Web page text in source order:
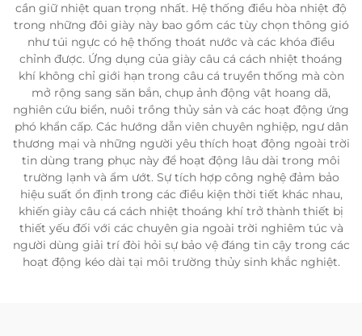
cần giữ nhiệt quan trọng nhất. Hệ thống điều hòa nhiệt độ
trong những đôi giày này bao gồm các tùy chọn thông gió
như túi ngực có hệ thống thoát nước và các khóa điều
chỉnh được. Ứng dụng của giày câu cá cách nhiệt thoáng
khí không chỉ giới hạn trong câu cá truyền thống mà còn
mở rộng sang săn bắn, chụp ảnh động vật hoang dã,
nghiên cứu biển, nuôi trồng thủy sản và các hoạt động ứng
phó khẩn cấp. Các hướng dẫn viên chuyên nghiệp, ngư dân
thương mại và những người yêu thích hoạt động ngoài trời
tin dùng trang phục này để hoạt động lâu dài trong môi
trường lạnh và ẩm ướt. Sự tích hợp công nghệ đảm bảo
hiệu suất ổn định trong các điều kiện thời tiết khác nhau,
khiến giày câu cá cách nhiệt thoáng khí trở thành thiết bị
thiết yếu đối với các chuyên gia ngoài trời nghiêm túc và
người dùng giải trí đòi hỏi sự bảo vệ đáng tin cậy trong các
hoạt động kéo dài tại môi trường thủy sinh khắc nghiệt.